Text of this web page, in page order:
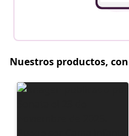
Nuestros productos,